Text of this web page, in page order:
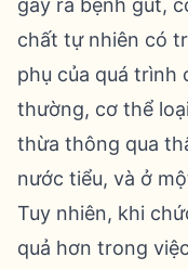
gây ra bệnh gút,
chất tự nhiên có
phụ của quá trình
thường, cơ thể
thừa thông qua
nước tiểu, và ở
Tuy nhiên, khi
quả hơn trong